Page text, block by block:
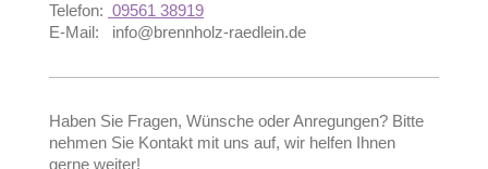
Telefon: 09561 38919
E-Mail: info@brennholz-raedlein.de
Haben Sie Fragen, Wünsche oder Anregungen? Bitte
nehmen Sie Kontakt mit uns auf, wir helfen Ihnen
gerne weiter!